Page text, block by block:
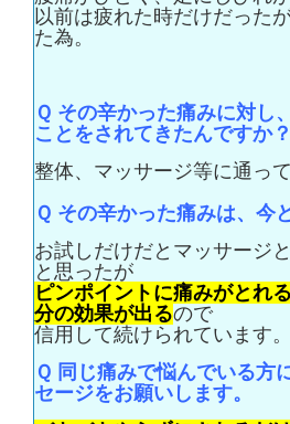
以前は疲れた時だけだった
た為。
Ｑ その辛かった痛みに対し
ことをされてきたんですか？
整体、マッサージ等に通っ
Ｑ その辛かった痛みは、今
お試しだけだとマッサージ
と思ったが
ピンポイントに痛みがとれ
分の効果が出るので
信用して続けられています。
Ｑ 同じ痛みで悩んでいる方
セージをお願いします。